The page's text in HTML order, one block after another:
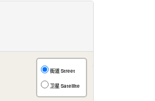
街道 Street
卫星 Satellite